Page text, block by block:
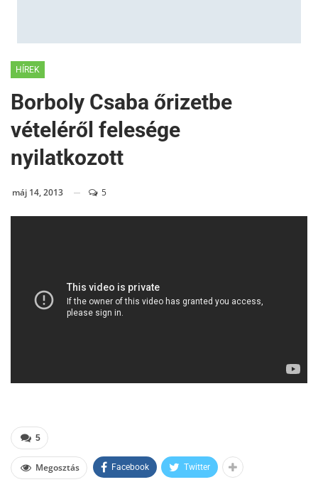
HÍREK
Borboly Csaba őrizetbe
vételéről felesége
nyilatkozott
máj 14, 2013 5
5
Megosztás Facebook Twitter